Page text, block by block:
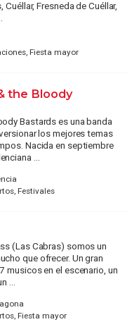
Fresneda de Cuéllar,
Fiesta mayor
the Bloody
Bastards es una banda
los mejores temas
Nacida en septiembre
...
Festivales
(Las Cabras) somos un
que ofrecer. Un gran
musicos en el escenario, un
...
Fiesta mayor